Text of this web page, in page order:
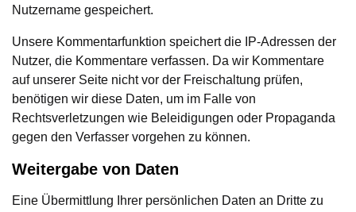
Nutzername gespeichert.
Unsere Kommentarfunktion speichert die IP-Adressen der
Nutzer, die Kommentare verfassen. Da wir Kommentare
auf unserer Seite nicht vor der Freischaltung prüfen,
benötigen wir diese Daten, um im Falle von
Rechtsverletzungen wie Beleidigungen oder Propaganda
gegen den Verfasser vorgehen zu können.
Weitergabe von Daten
Eine Übermittlung Ihrer persönlichen Daten an Dritte zu